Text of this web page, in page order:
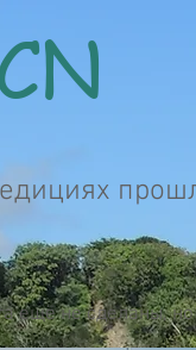
ещё не сделаны,